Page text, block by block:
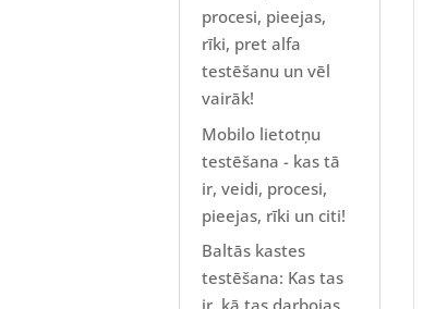
procesi, pieejas,
rīki, pret alfa
testēšanu un vēl
vairāk!
Mobilo lietotņu
testēšana - kas tā
ir, veidi, procesi,
pieejas, rīki un citi!
Baltās kastes
testēšana: Kas tas
ir, kā tas darbojas,